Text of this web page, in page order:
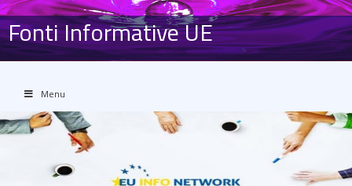
Fonti Informative UE
Menu